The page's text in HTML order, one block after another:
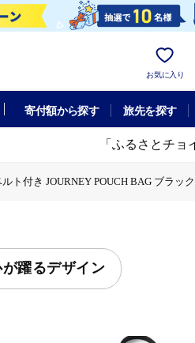
お気に入り
寄付額から探す 旅先を探す
「ふるさとチ
ト付き JOURNEY POUCH BAG ブラ
躍るデザイン